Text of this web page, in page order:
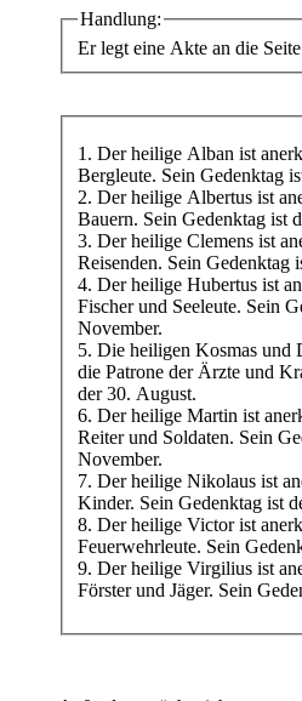
Handlung:
Er legt eine Akte an die Seite
1. Der heilige Alban ist
Bergleute. Sein Gedenktag
2. Der heilige Albertus ist
Bauern. Sein Gedenktag ist
3. Der heilige Clemens ist
Reisenden. Sein Gedenktag
4. Der heilige Hubertus ist
Fischer und Seeleute. Sein
November.
5. Die heiligen Kosmas und
die Patrone der Ärzte und
der 30. August.
6. Der heilige Martin ist
Reiter und Soldaten. Sein
November.
7. Der heilige Nikolaus ist
Kinder. Sein Gedenktag ist
8. Der heilige Victor ist
Feuerwehrleute. Sein
9. Der heilige Virgilius ist
Förster und Jäger. Sein